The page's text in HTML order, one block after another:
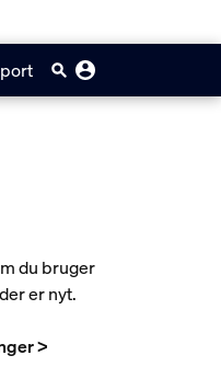
du bruger
er nyt.
>